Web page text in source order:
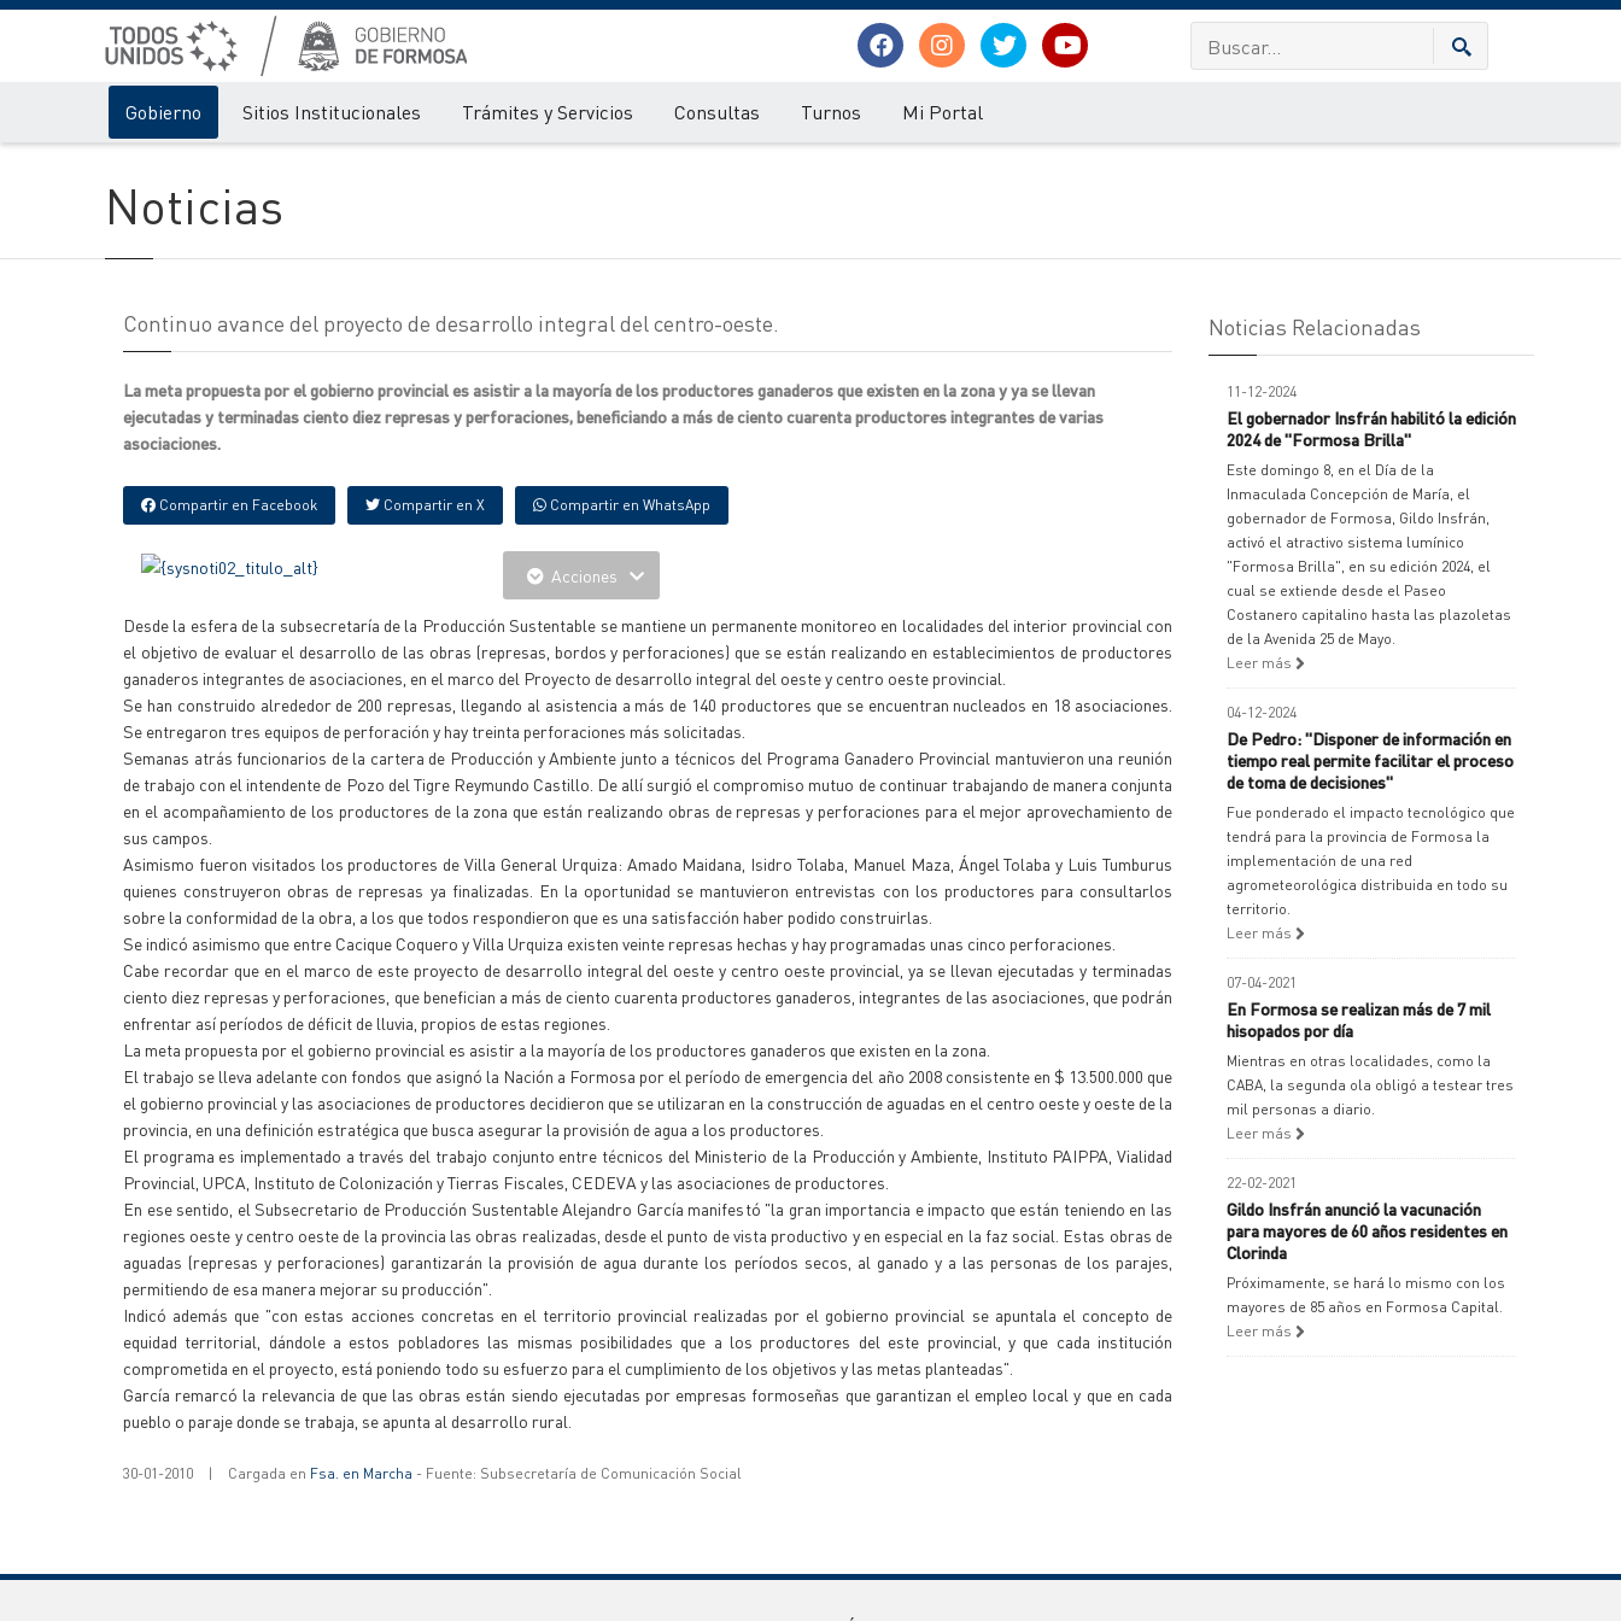
Gobierno Sitios Institucionales Trámites y Servicios Consultas Turnos Mi Portal
Noticias
Continuo avance del proyecto de desarrollo integral del centro-oeste.
La meta propuesta por el gobierno provincial es asistir a la mayoría de los productores ganaderos que existen en la zona y ya se llevan
ejecutadas y terminadas ciento diez represas y perforaciones, beneficiando a más de ciento cuarenta productores integrantes de varias
asociaciones.
Compartir en Facebook Compartir en X Compartir en WhatsApp
Acciones
Desde la esfera de la subsecretaría de la Producción Sustentable se mantiene un permanente monitoreo en localidades del interior provincial con
el objetivo de evaluar el desarrollo de las obras (represas, bordos y perforaciones) que se están realizando en establecimientos de productores
ganaderos integrantes de asociaciones, en el marco del Proyecto de desarrollo integral del oeste y centro oeste provincial.
Se han construido alrededor de 200 represas, llegando al asistencia a más de 140 productores que se encuentran nucleados en 18 asociaciones.
Se entregaron tres equipos de perforación y hay treinta perforaciones más solicitadas.
Semanas atrás funcionarios de la cartera de Producción y Ambiente junto a técnicos del Programa Ganadero Provincial mantuvieron una reunión
de trabajo con el intendente de Pozo del Tigre Reymundo Castillo. De allí surgió el compromiso mutuo de continuar trabajando de manera conjunta
en el acompañamiento de los productores de la zona que están realizando obras de represas y perforaciones para el mejor aprovechamiento de
sus campos.
Asimismo fueron visitados los productores de Villa General Urquiza: Amado Maidana, Isidro Tolaba, Manuel Maza, Ángel Tolaba y Luis Tumburus
quienes construyeron obras de represas ya finalizadas. En la oportunidad se mantuvieron entrevistas con los productores para consultarlos
sobre la conformidad de la obra, a los que todos respondieron que es una satisfacción haber podido construirlas.
Se indicó asimismo que entre Cacique Coquero y Villa Urquiza existen veinte represas hechas y hay programadas unas cinco perforaciones.
Cabe recordar que en el marco de este proyecto de desarrollo integral del oeste y centro oeste provincial, ya se llevan ejecutadas y terminadas
ciento diez represas y perforaciones, que benefician a más de ciento cuarenta productores ganaderos, integrantes de las asociaciones, que podrán
enfrentar así períodos de déficit de lluvia, propios de estas regiones.
La meta propuesta por el gobierno provincial es asistir a la mayoría de los productores ganaderos que existen en la zona.
El trabajo se lleva adelante con fondos que asignó la Nación a Formosa por el período de emergencia del año 2008 consistente en $ 13.500.000 que
el gobierno provincial y las asociaciones de productores decidieron que se utilizaran en la construcción de aguadas en el centro oeste y oeste de la
provincia, en una definición estratégica que busca asegurar la provisión de agua a los productores.
El programa es implementado a través del trabajo conjunto entre técnicos del Ministerio de la Producción y Ambiente, Instituto PAIPPA, Vialidad
Provincial, UPCA, Instituto de Colonización y Tierras Fiscales, CEDEVA y las asociaciones de productores.
En ese sentido, el Subsecretario de Producción Sustentable Alejandro García manifestó "la gran importancia e impacto que están teniendo en las
regiones oeste y centro oeste de la provincia las obras realizadas, desde el punto de vista productivo y en especial en la faz social. Estas obras de
aguadas (represas y perforaciones) garantizarán la provisión de agua durante los períodos secos, al ganado y a las personas de los parajes,
permitiendo de esa manera mejorar su producción".
Indicó además que "con estas acciones concretas en el territorio provincial realizadas por el gobierno provincial se apuntala el concepto de
equidad territorial, dándole a estos pobladores las mismas posibilidades que a los productores del este provincial, y que cada institución
comprometida en el proyecto, está poniendo todo su esfuerzo para el cumplimiento de los objetivos y las metas planteadas".
García remarcó la relevancia de que las obras están siendo ejecutadas por empresas formoseñas que garantizan el empleo local y que en cada
pueblo o paraje donde se trabaja, se apunta al desarrollo rural.
30-01-2010 | Cargada en Fsa. en Marcha - Fuente: Subsecretaría de Comunicación Social
Noticias Relacionadas
11-12-2024
El gobernador Insfrán habilitó la edición
2024 de "Formosa Brilla"
Este domingo 8, en el Día de la
Inmaculada Concepción de María, el
gobernador de Formosa, Gildo Insfrán,
activó el atractivo sistema lumínico
"Formosa Brilla", en su edición 2024, el
cual se extiende desde el Paseo
Costanero capitalino hasta las plazoletas
de la Avenida 25 de Mayo.
Leer más
04-12-2024
De Pedro: "Disponer de información en
tiempo real permite facilitar el proceso
de toma de decisiones"
Fue ponderado el impacto tecnológico que
tendrá para la provincia de Formosa la
implementación de una red
agrometeorológica distribuida en todo su
territorio.
Leer más
07-04-2021
En Formosa se realizan más de 7 mil
hisopados por día
Mientras en otras localidades, como la
CABA, la segunda ola obligó a testear tres
mil personas a diario.
Leer más
22-02-2021
Gildo Insfrán anunció la vacunación
para mayores de 60 años residentes en
Clorinda
Próximamente, se hará lo mismo con los
mayores de 85 años en Formosa Capital.
Leer más